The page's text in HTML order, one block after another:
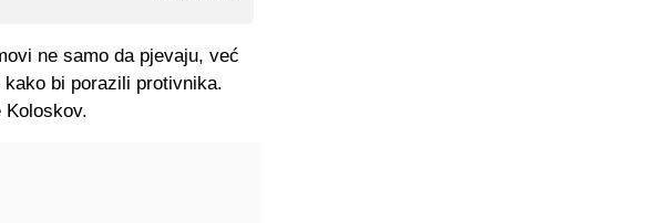
ne samo da pjevaju, već
bi porazili protivnika.
Koloskov.